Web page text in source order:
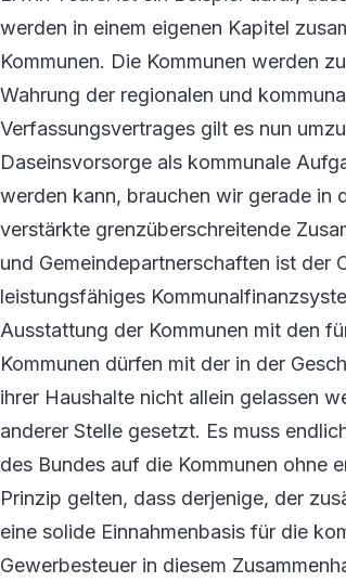
werden in einem eigenen Kapitel
Kommunen. Die Kommunen werden
Wahrung der regionalen und
Verfassungsvertrages gilt es nun
Daseinsvorsorge als kommunale
werden kann, brauchen wir gerade in
verstärkte grenzüberschreitende
und Gemeindepartnerschaften ist der
leistungsfähiges
Ausstattung der Kommunen mit den
Kommunen dürfen mit der in der
ihrer Haushalte nicht allein gelassen
anderer Stelle gesetzt. Es muss
des Bundes auf die Kommunen ohne
Prinzip gelten, dass derjenige, der
eine solide Einnahmenbasis für die
Gewerbesteuer in diesem